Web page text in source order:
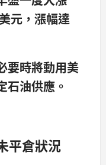
元，漲幅達
要時將動用美
石油供應。
平倉狀況​​